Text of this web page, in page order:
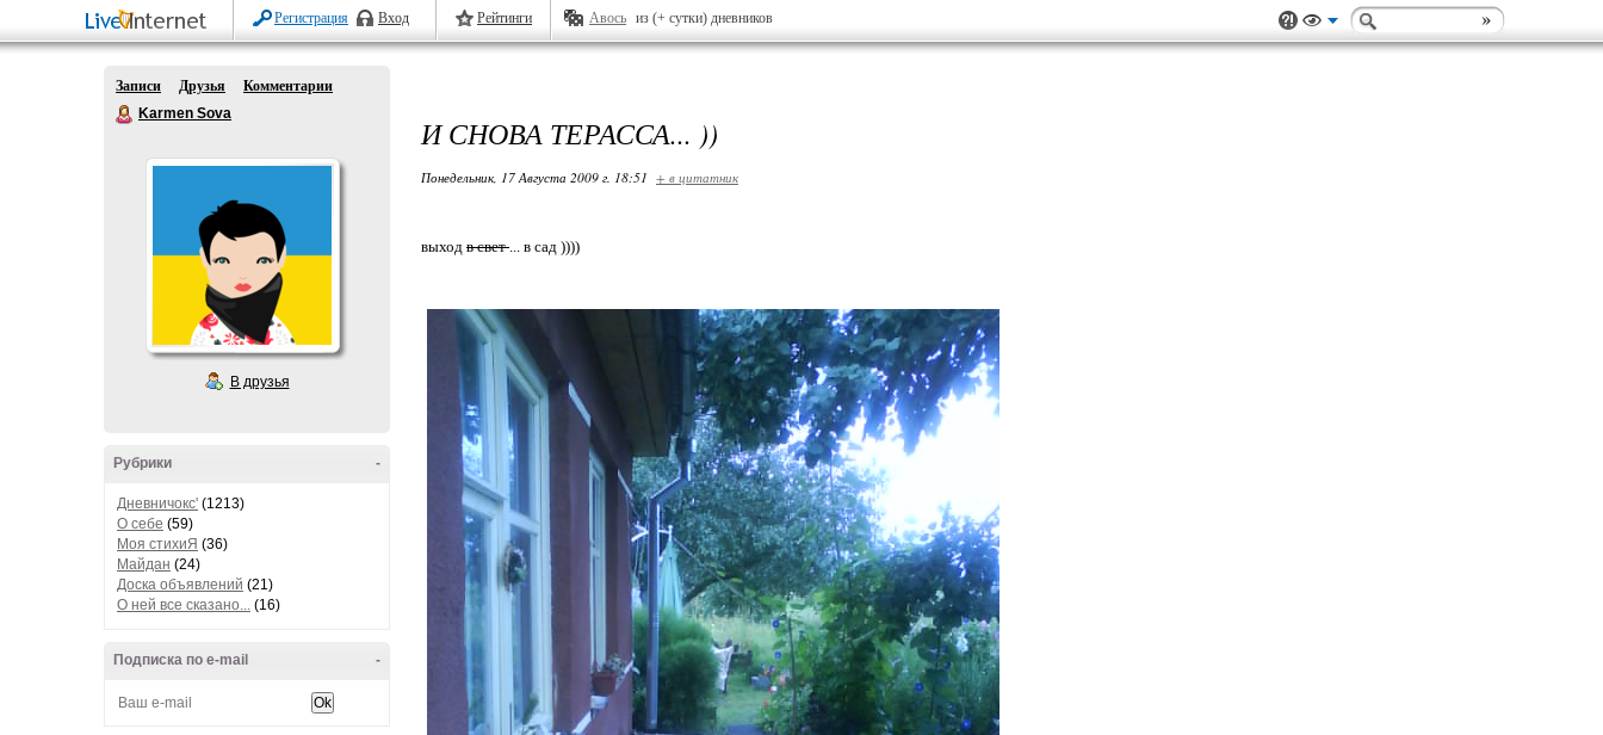
Регистрация Вход Рейтинги Авось из (+ сутки) дневников
Записи Друзья
Комментарии
Karmen Sova
В друзья
-
Рубрики
Дневничокс' (1213)
О себе (59)
Моя стихиЯ (36)
Майдан (24)
Доска объявлений (21)
О ней все сказано... (16)
-
Подписка по e-mail
И СНОВА ТЕРАССА... ))
Понедельник, 17 Августа 2009 г. 18:51 + в цитатник
выход в свет... в сад ))))